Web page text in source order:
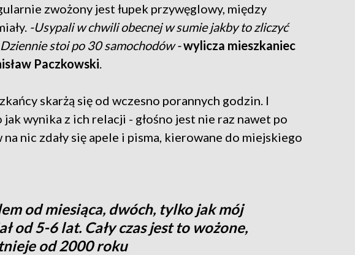
zwożony jest łupek przywęglowy, między
-Usypali w chwili obecnej w sumie jakby to zliczyć
stoi po 30 samochodów -wylicza mieszkaniec
Paczkowski
skarżą się od wczesno porannych godzin. I
jak wynika z ich relacji - głośno jest nie raz nawet po
nic zdały się apele i pisma, kierowane do miejskiego
od miesiąca, dwóch, tylko jak mój
od 5-6 lat. Cały czas jest to wożone,
od 2000 roku